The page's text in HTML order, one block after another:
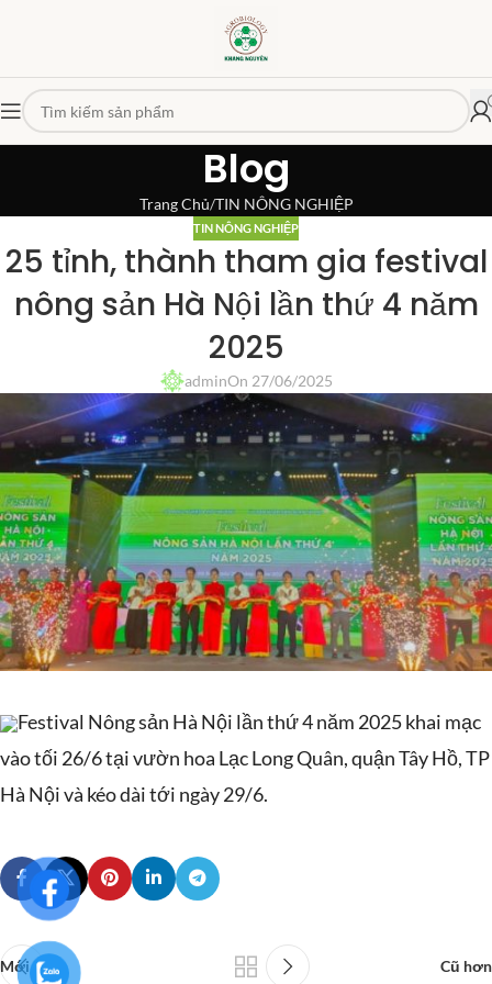
Blog
Trang Chủ TIN NÔNG NGHIỆP
TIN NÔNG NGHIỆP
25 tỉnh, thành tham gia festival
nông sản Hà Nội lần thứ 4 năm
2025
adminOn 27/06/2025
Festival Nông sản Hà Nội lần thứ 4 năm 2025 khai mạc
vào tối 26/6 tại vườn hoa Lạc Long Quân, quận Tây Hồ, TP
Hà Nội và kéo dài tới ngày 29/6.
Mới hơn Cũ hơn